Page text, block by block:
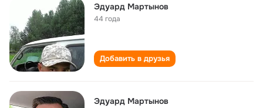
Эдуард Мартынов
44 года
Добавить в друзья
Эдуард Мартынов